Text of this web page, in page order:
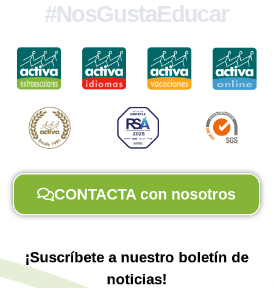
#NosGustaEducar
CONTACTA con nosotros
¡Suscríbete a nuestro boletín de
noticias!